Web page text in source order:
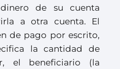
de su cuenta
a otra cuenta. El
de pago por escrito,
la cantidad de
el beneficiario (la